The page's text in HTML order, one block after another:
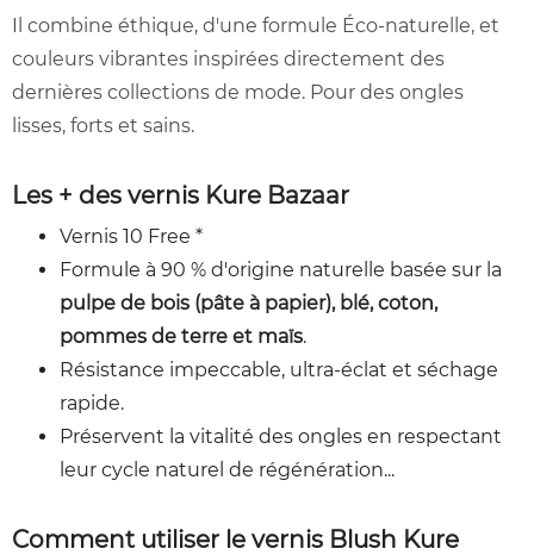
Il combine éthique, d'une formule Éco-naturelle, et
couleurs vibrantes inspirées directement des
dernières collections de mode. Pour des ongles
lisses, forts et sains.
Les + des vernis Kure Bazaar
Vernis 10 Free *
Formule à 90 % d'origine naturelle basée sur la
pulpe de bois (pâte à papier), blé, coton,
pommes de terre et maïs.
Résistance impeccable, ultra-éclat et séchage
rapide.
Préservent la vitalité des ongles en respectant
leur cycle naturel de régénération...
Comment utiliser le vernis Blush Kure